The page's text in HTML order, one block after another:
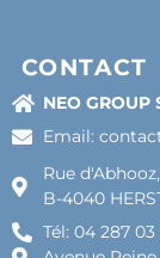
CONTACT
NEO GROUP
Email:
Rue
B-4040
Tél: 04 287 03